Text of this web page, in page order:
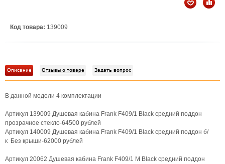
Код товара: 139009
Описание Отзывы о товаре Задать вопрос
В данной модели 4 комплектации
Артикул 139009 Душевая кабина Frank F409/1 Black средний поддон
прозрачное стекло-64500 рублей
Артикул 140009 Душевая кабина Frank F409/1 Black средний поддон б/
к Без крыши-62000 рублей
Артикул 20062 Душевая кабина Frank F409/1 М Black средний поддон